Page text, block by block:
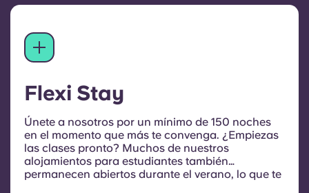
Flexi Stay
Únete a nosotros por un mínimo de 150 noches
en el momento que más te convenga. ¿Empiezas
las clases pronto? Muchos de nuestros
alojamientos para estudiantes también
permanecen abiertos durante el verano, lo que te